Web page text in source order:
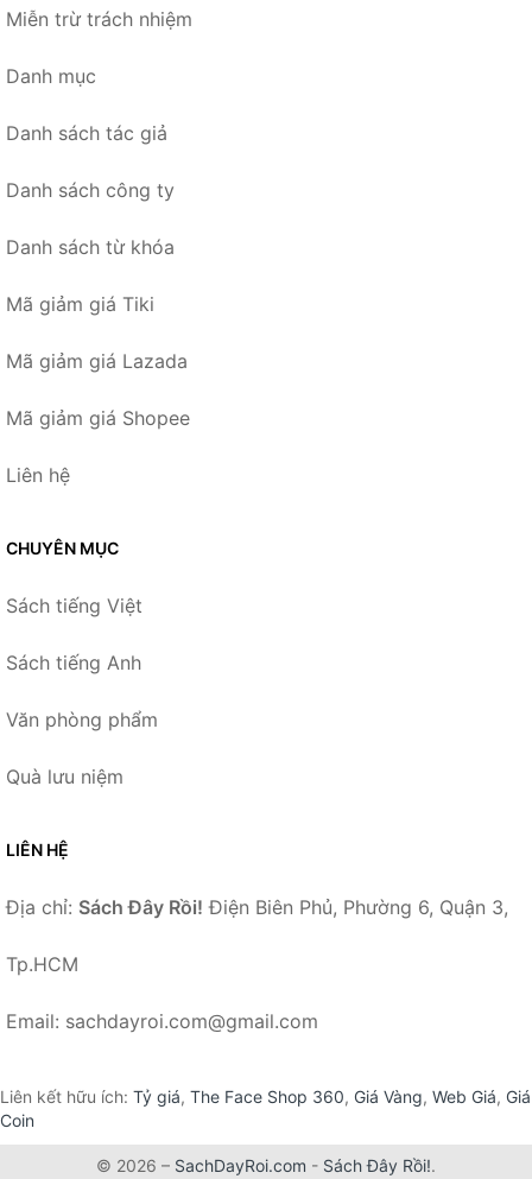
Miễn trừ trách nhiệm
Danh mục
Danh sách tác giả
Danh sách công ty
Danh sách từ khóa
Mã giảm giá Tiki
Mã giảm giá Lazada
Mã giảm giá Shopee
Liên hệ
CHUYÊN MỤC
Sách tiếng Việt
Sách tiếng Anh
Văn phòng phẩm
Quà lưu niệm
LIÊN HỆ
Địa chỉ: Sách Đây Rồi! Điện Biên Phủ, Phường 6, Quận 3,
Tp.HCM
Email: sachdayroi.com@gmail.com
Liên kết hữu ích: Tỷ giá, The Face Shop 360, Giá Vàng, Web Giá, Giá
Coin
© 2026 – SachDayRoi.com - Sách Đây Rồi!.